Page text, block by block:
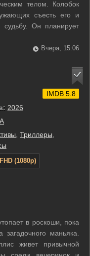
телом. Колобок
съесть его и
судьбу. Он планирует
но заклинание из
сбой. Вместо
Вчера, 15:06
2026
Триллеры
FHD (1080p)
IMDB 5.8
в роскоши, пока
загадочного маньяка.
живет привычной